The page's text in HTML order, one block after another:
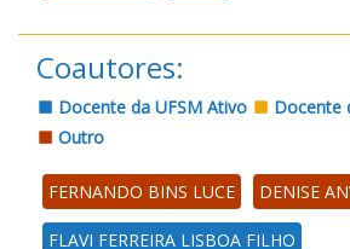
Coautores:
Docente da UFSM Ativo
Docente
Outro
FERNANDO BINS LUCE DENISE
FLAVI FERREIRA LISBOA FILHO